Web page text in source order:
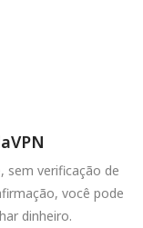
sem verificação de
você pode
dinheiro.